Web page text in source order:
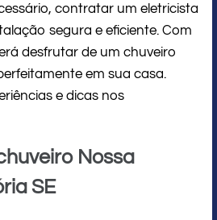
contratar um eletricista
segura e eficiente. Com
desfrutar de um chuveiro
em sua casa.
e dicas nos
Nossa
SE